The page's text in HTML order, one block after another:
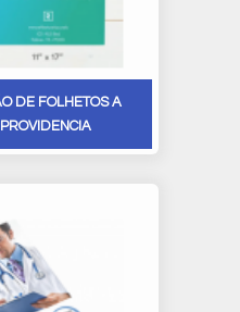
DE FOLHETOS A